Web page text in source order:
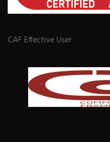
CAF Effective User